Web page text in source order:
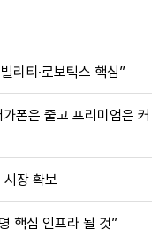
리티·로보틱스 핵심”
폰은 줄고 프리미엄은 커
장 확보
핵심 인프라 될 것”